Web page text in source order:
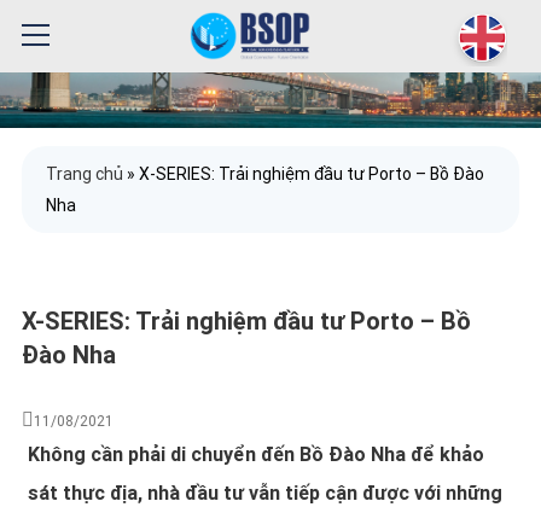
Trang chủ » X-SERIES: Trải nghiệm đầu tư Porto – Bồ Đào
Nha
X-SERIES: Trải nghiệm đầu tư Porto – Bồ
Đào Nha
11/08/2021
Không cần phải di chuyển đến Bồ Đào Nha để khảo
sát thực địa, nhà đầu tư vẫn tiếp cận được với những